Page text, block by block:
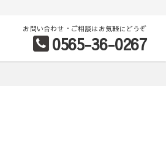
お問い合わせ・ご相談はお気軽にどうぞ
0565-36-0267